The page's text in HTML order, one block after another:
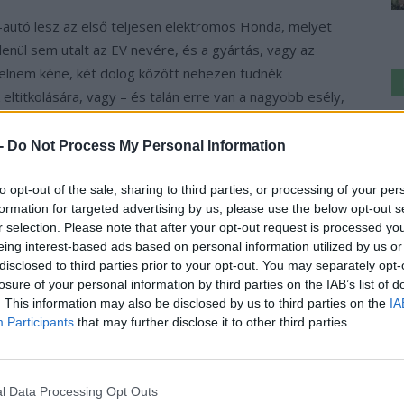
Do Not Process My Personal Information
opt-out of the sale, sharing to third parties, or processing of your
for targeted advertising by us, please use the below opt-out
selection. Please note that after your opt-out request is processed
interest-based ads based on personal information utilized by us
to third parties prior to your opt-out. You may separately
of your personal information by third parties on the IAB’s list of
This information may also be disclosed by us to third parties on the
Participants that may further disclose it to other third parties.
Data Processing Opt Outs
lesz az első teljesen elektromos Honda, melyet
sem utalt az EV nevére, és a gyártás, vagy az
kéne, két dolog között nehezen tudnék
vagy – és talán erre van a nagyobb esély,
csak számítógépes képalkotó technika segítségével
kerül piacra. Szomorú hír számunkra továbbá,
a modellt Európában is értékesíteni fogják, így
terepjáró (de lehet szedán vagy crossover is,
a közelgő Pekingi Autószalon eseményeit,
a japán vállalat ígéretei szerint erről a koncepcióról
érdekes is náluk. Kiállításukon megtekinthető lesz
hajtással szerelt változata a kínai piac számára.
további tartalmakért!